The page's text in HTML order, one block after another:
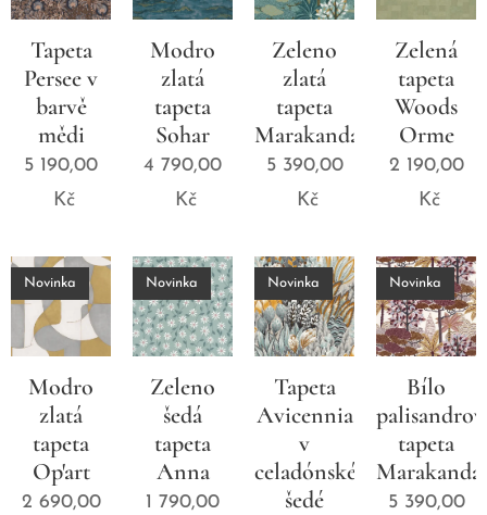
Tapeta
Persee v
barvě
mědi
5 190,00
Kč
Modro
zlatá
tapeta
Sohar
4 790,00
Kč
Zeleno
zlatá
tapeta
Marakanda
5 390,00
Kč
Zelená
tapeta
Woods
Orme
2 190,00
Kč
Modro
zlatá
tapeta
Op'art
Novinka
2 690,00
Zeleno
šedá
tapeta
Anna
Novinka
1 790,00
Tapeta
Avicennia
v
celadónské
šedé
Novinka
Bílo
tapeta
Marakanda
Novinka
5 390,00